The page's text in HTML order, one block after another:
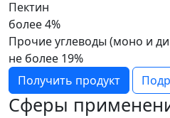
Пектин
более 4%
Прочие углеводы (моно и ди
не более 19%
Получить продукт
Сферы